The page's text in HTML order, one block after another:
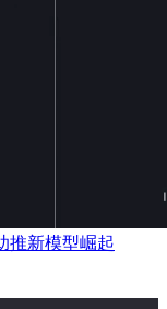
推新模型崛起